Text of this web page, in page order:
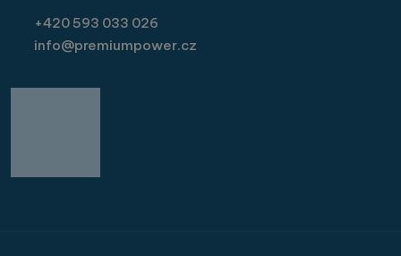
+420 593 033 026
info@premiumpower.cz